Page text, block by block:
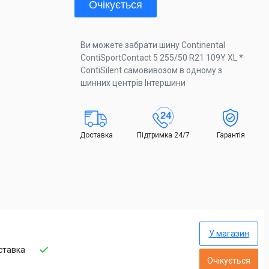
Очікується
Ви можете забрати шину Continental
ContiSportContact 5 255/50 R21 109Y XL *
ContiSilent самовивозом в одному з
шинних центрів Інтершини
Доставка Підтримка 24/7 Гарантія
У магазин
Очікується